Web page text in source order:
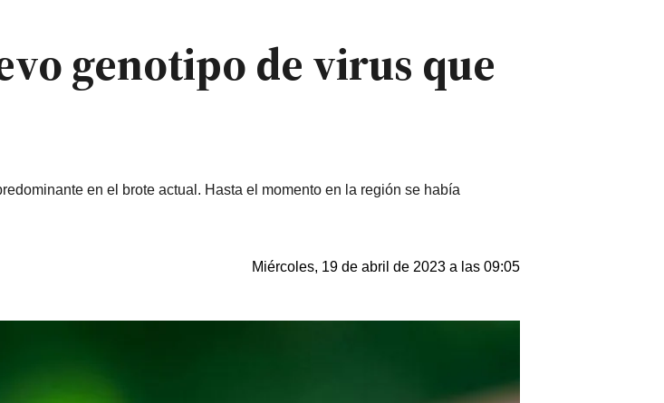
genotipo de virus que
en el brote actual. Hasta el momento en la región se había
Miércoles, 19 de abril de 2023 a las 09:05